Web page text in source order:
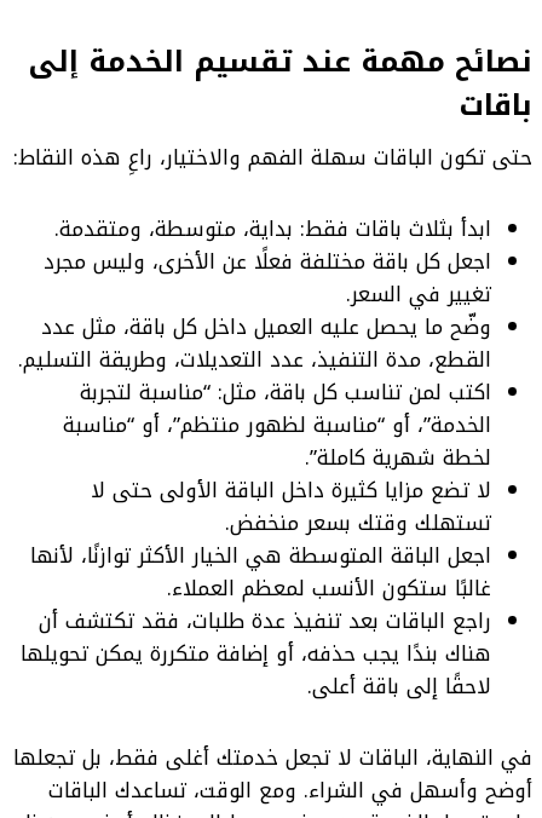
نصائح مهمة عند تقسيم الخدمة إلى
باقات
حتى تكون الباقات سهلة الفهم والاختيار، راعِ هذه النقاط:
ابدأ بثلاث باقات فقط: بداية، متوسطة، ومتقدمة.
اجعل كل باقة مختلفة فعلًا عن الأخرى، وليس مجرد
تغيير في السعر.
وضّح ما يحصل عليه العميل داخل كل باقة، مثل عدد
القطع، مدة التنفيذ، عدد التعديلات، وطريقة التسليم.
اكتب لمن تناسب كل باقة، مثل: “مناسبة لتجربة
الخدمة”، أو “مناسبة لظهور منتظم”، أو “مناسبة
لخطة شهرية كاملة”.
لا تضع مزايا كثيرة داخل الباقة الأولى حتى لا
تستهلك وقتك بسعر منخفض.
اجعل الباقة المتوسطة هي الخيار الأكثر توازنًا، لأنها
غالبًا ستكون الأنسب لمعظم العملاء.
راجع الباقات بعد تنفيذ عدة طلبات، فقد تكتشف أن
هناك بندًا يجب حذفه، أو إضافة متكررة يمكن تحويلها
لاحقًا إلى باقة أعلى.
في النهاية، الباقات لا تجعل خدمتك أغلى فقط، بل تجعلها
أوضح وأسهل في الشراء. ومع الوقت، تساعدك الباقات